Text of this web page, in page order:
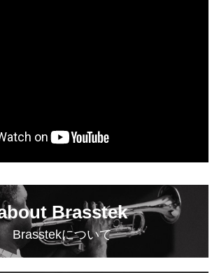
Brasstek
Brasstekについて